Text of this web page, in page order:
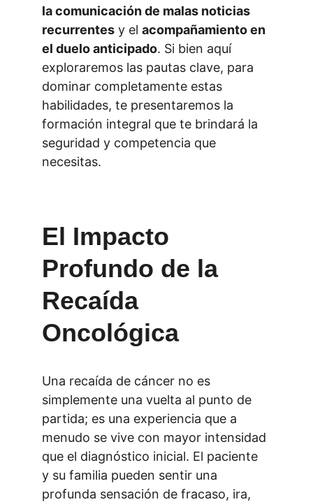
la comunicación de malas noticias
recurrentes y el acompañamiento en
el duelo anticipado. Si bien aquí
exploraremos las pautas clave, para
dominar completamente estas
habilidades, te presentaremos la
formación integral que te brindará la
seguridad y competencia que
necesitas.
El Impacto
Profundo de la
Recaída
Oncológica
Una recaída de cáncer no es
simplemente una vuelta al punto de
partida; es una experiencia que a
menudo se vive con mayor intensidad
que el diagnóstico inicial. El paciente
y su familia pueden sentir una
profunda sensación de fracaso, ira,